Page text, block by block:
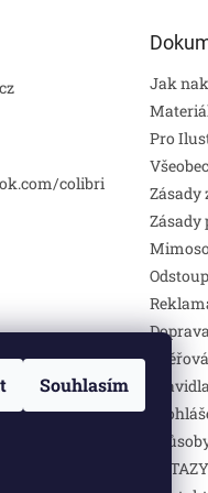
Souhlasím
colibri
Jak
Pro
Zásady
Zásady
DOTAZY